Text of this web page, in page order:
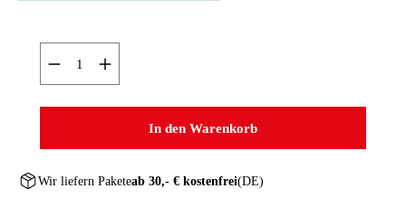
Produkt Anzahl: Gib den gewünschten Wert ein oder
In den Warenkorb
Wir liefern Paketeab 30,- € kostenfrei(DE)